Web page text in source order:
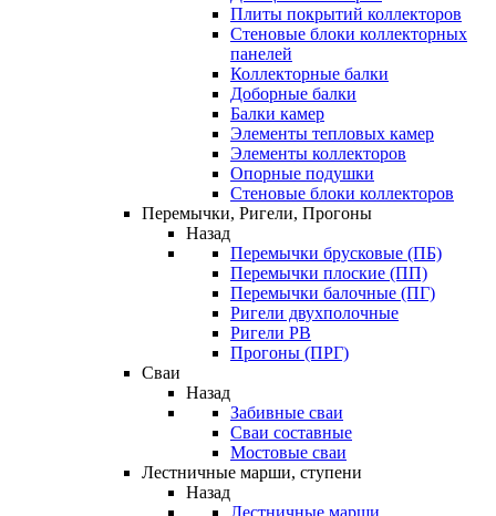
Плиты покрытий коллекторов
Стеновые блоки коллекторных
панелей
Коллекторные балки
Доборные балки
Балки камер
Элементы тепловых камер
Элементы коллекторов
Опорные подушки
Стеновые блоки коллекторов
Перемычки, Ригели, Прогоны
Назад
Перемычки брусковые (ПБ)
Перемычки плоские (ПП)
Перемычки балочные (ПГ)
Ригели двухполочные
Ригели РВ
Прогоны (ПРГ)
Сваи
Назад
Забивные сваи
Сваи составные
Мостовые сваи
Лестничные марши, ступени
Назад